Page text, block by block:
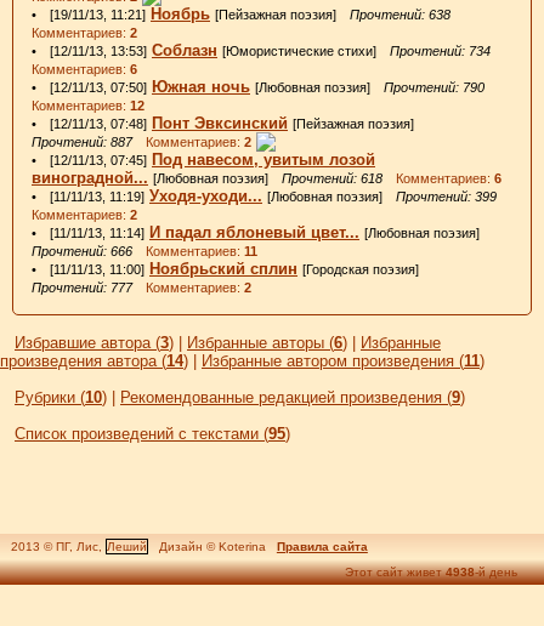
• [19/11/13, 11:21] Ноябрь [Пейзажная поэзия] Прочтений: 638
Комментариев: 2
• [12/11/13, 13:53] Соблазн [Юмористические стихи] Прочтений: 734
Комментариев: 6
• [12/11/13, 07:50] Южная ночь [Любовная поэзия] Прочтений: 790
Комментариев: 12
• [12/11/13, 07:48] Понт Эвксинский [Пейзажная поэзия]
Прочтений: 887Комментариев: 2
• [12/11/13, 07:45] Под навесом, увитым лозой
виноградной... [Любовная поэзия] Прочтений: 618 Комментариев: 6
• [11/11/13, 11:19] Уходя-уходи... [Любовная поэзия] Прочтений: 399
Комментариев: 2
• [11/11/13, 11:14] И падал яблоневый цвет... [Любовная поэзия]
Прочтений: 666 Комментариев: 11
• [11/11/13, 11:00] Ноябрьский сплин [Городская поэзия]
Прочтений: 777Комментариев: 2
Избравшие автора (3) | Избранные авторы (6) | Избранные
произведения автора (14) | Избранные автором произведения (11)
Рубрики (10) | Рекомендованные редакцией произведения (9)
Список произведений с текстами (95)
2013 © ПГ, Лис, Леший Дизайн © Koterina
Правила сайта
Этот сайт живет4938-й день